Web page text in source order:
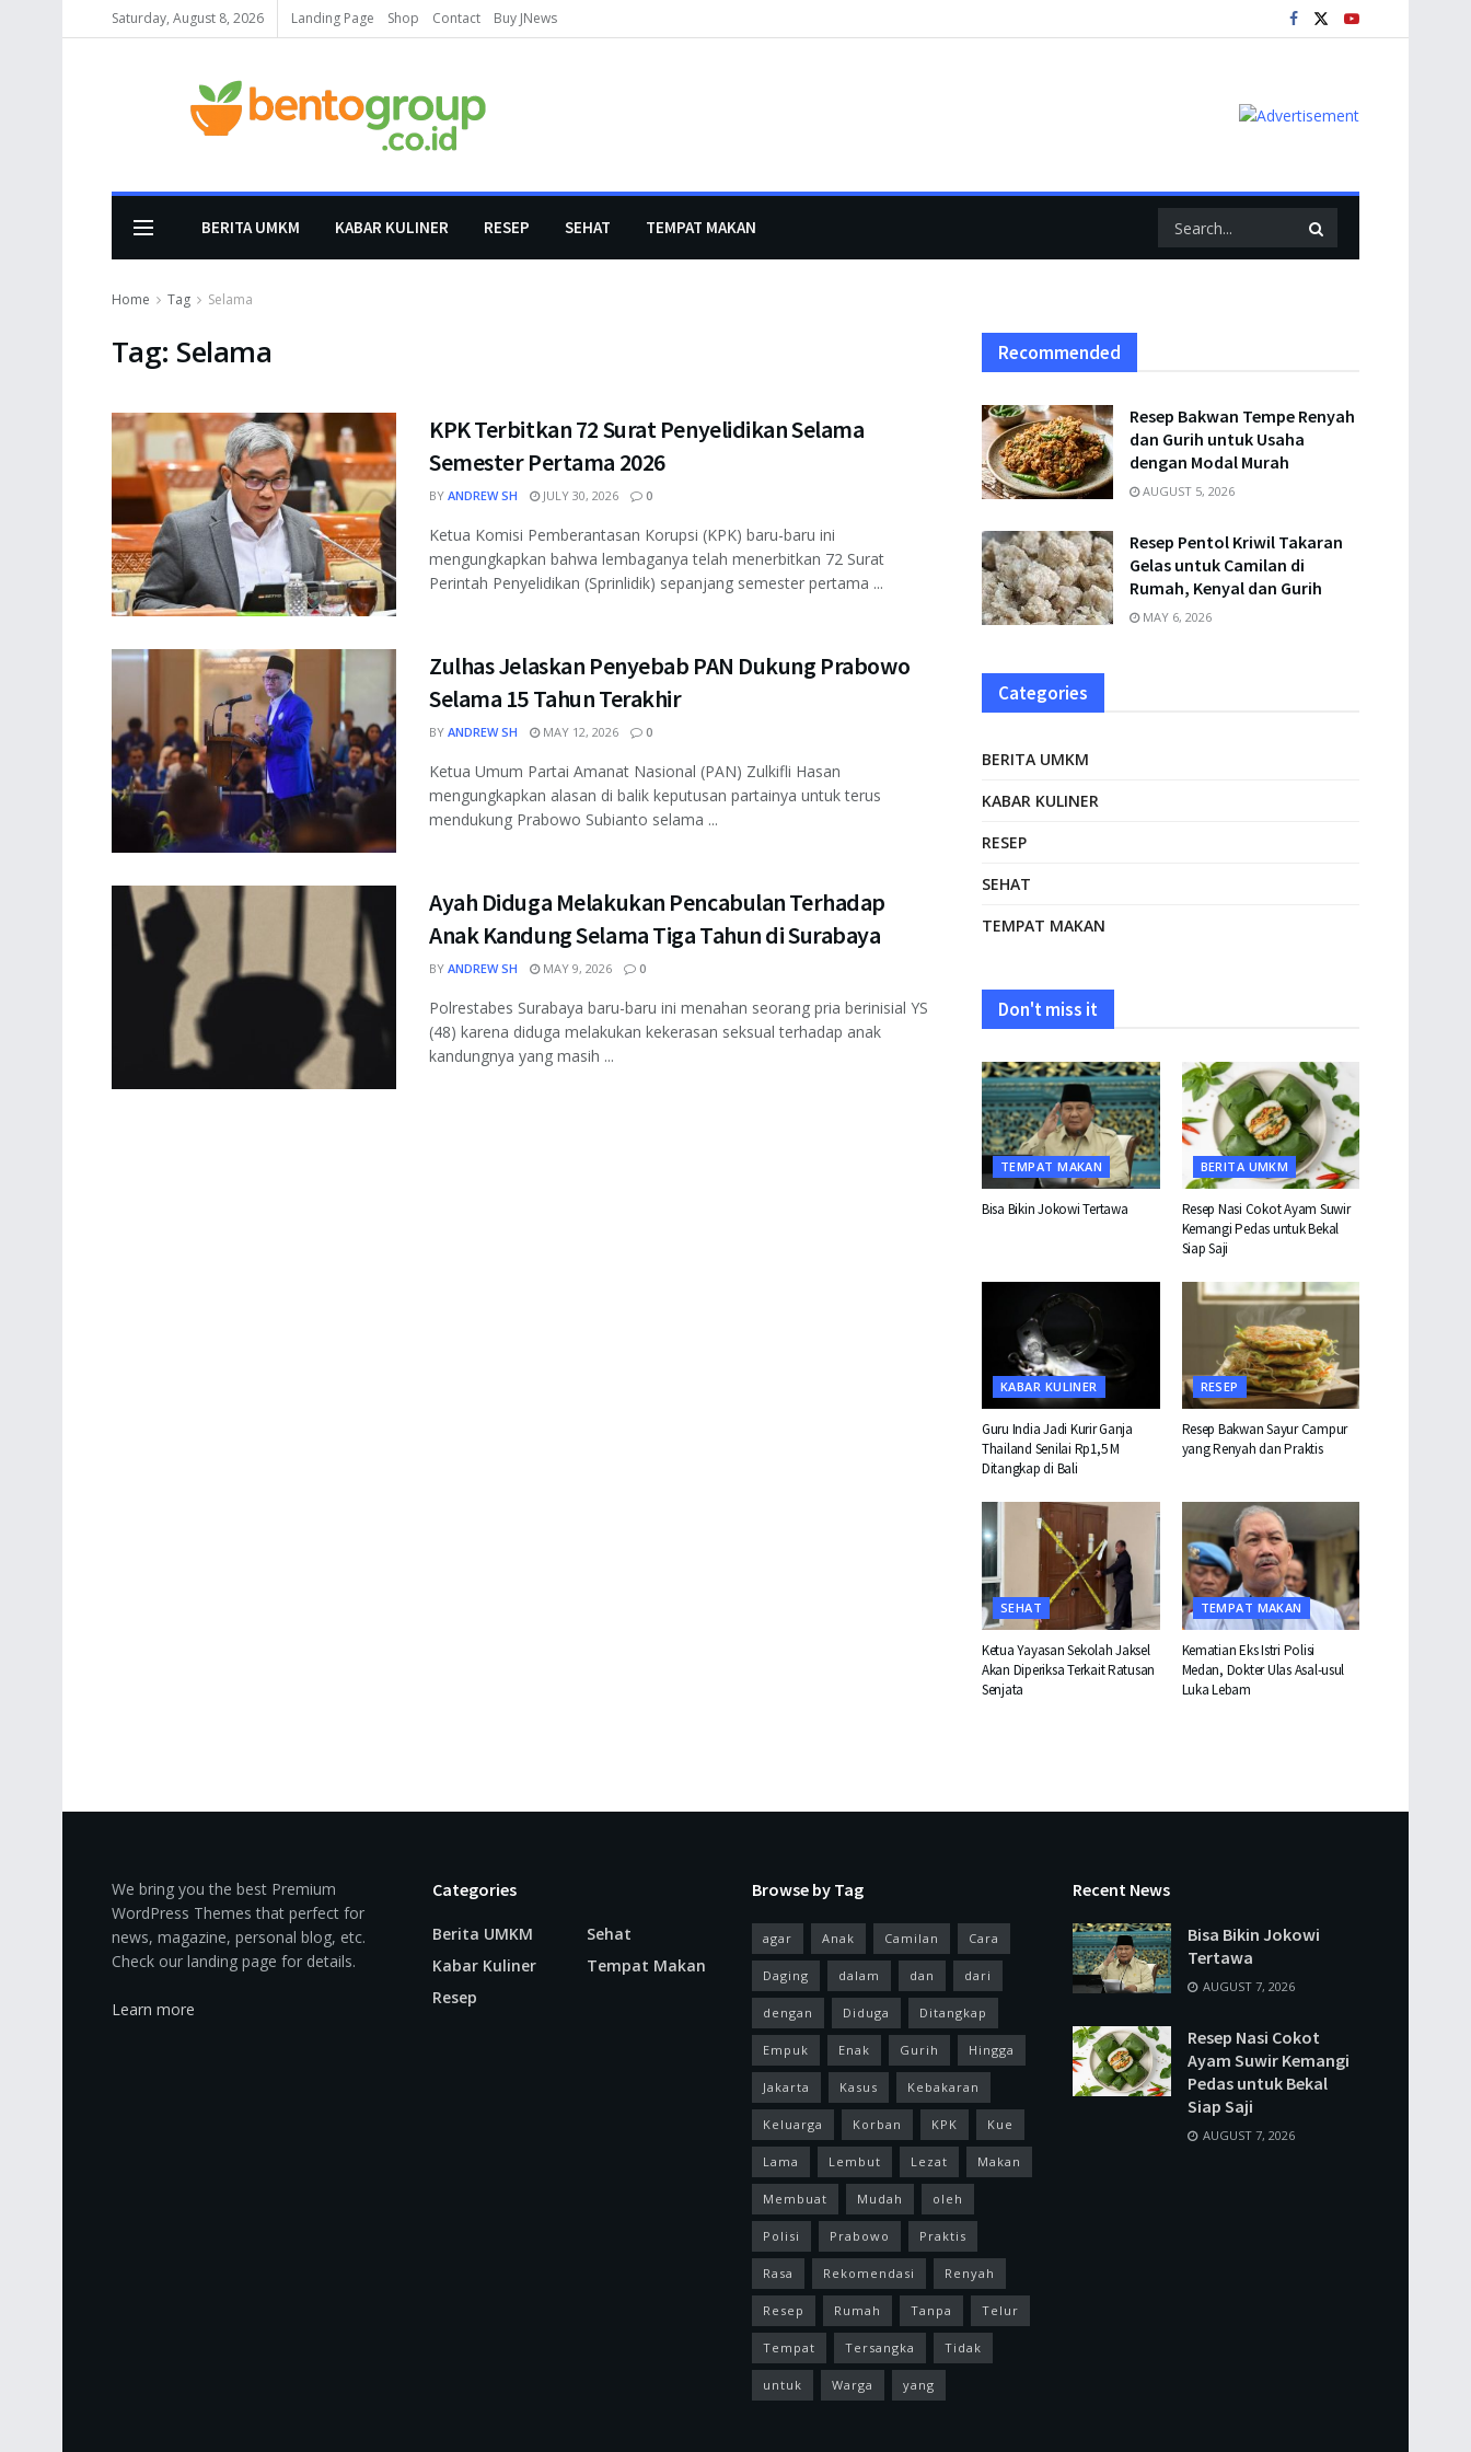
Saturday, August 8, 2026 Landing Page Shop Contact Buy JNews
BERITA UMKM KABAR KULINER RESEP SEHAT TEMPAT MAKAN
Home Tag Selama
Tag: Selama
KPK Terbitkan 72 Surat Penyelidikan Selama
Semester Pertama 2026
BY ANDREW SH JULY 30, 2026 0
Ketua Komisi Pemberantasan Korupsi (KPK) baru-baru ini
mengungkapkan bahwa lembaganya telah menerbitkan 72 Surat
Perintah Penyelidikan (Sprinlidik) sepanjang semester pertama ...
Zulhas Jelaskan Penyebab PAN Dukung Prabowo
Selama 15 Tahun Terakhir
BY ANDREW SH MAY 12, 2026 0
Ketua Umum Partai Amanat Nasional (PAN) Zulkifli Hasan
mengungkapkan alasan di balik keputusan partainya untuk terus
mendukung Prabowo Subianto selama ...
Ayah Diduga Melakukan Pencabulan Terhadap
Anak Kandung Selama Tiga Tahun di Surabaya
BY ANDREW SH MAY 9, 2026 0
Polrestabes Surabaya baru-baru ini menahan seorang pria berinisial YS
(48) karena diduga melakukan kekerasan seksual terhadap anak
kandungnya yang masih ...
Recommended
Resep Bakwan Tempe Renyah
dan Gurih untuk Usaha
dengan Modal Murah
AUGUST 5, 2026
Resep Pentol Kriwil Takaran
Gelas untuk Camilan di
Rumah, Kenyal dan Gurih
MAY 6, 2026
Categories
BERITA UMKM
KABAR KULINER
RESEP
SEHAT
TEMPAT MAKAN
Don't miss it
TEMPAT MAKAN
Bisa Bikin Jokowi Tertawa
BERITA UMKM
Resep Nasi Cokot Ayam Suwir
Kemangi Pedas untuk Bekal
Siap Saji
KABAR KULINER
Guru India Jadi Kurir Ganja
Thailand Senilai Rp1,5 M
Ditangkap di Bali
RESEP
Resep Bakwan Sayur Campur
yang Renyah dan Praktis
SEHAT
Ketua Yayasan Sekolah Jaksel
Akan Diperiksa Terkait Ratusan
Senjata
TEMPAT MAKAN
Kematian Eks Istri Polisi
Medan, Dokter Ulas Asal-usul
Luka Lebam
We bring you the best Premium
WordPress Themes that perfect for
news, magazine, personal blog, etc.
Check our landing page for details.
Learn more
Categories
Berita UMKM
Kabar Kuliner
Resep
Sehat
Tempat Makan
Browse by Tag
agar Anak Camilan Cara
Daging dalam dan dari
dengan Diduga Ditangkap
Empuk Enak Gurih Hingga
Jakarta Kasus Kebakaran
Keluarga Korban KPK Kue
Lama Lembut Lezat Makan
Membuat Mudah oleh
Polisi Prabowo Praktis
Rasa Rekomendasi Renyah
Resep Rumah Tanpa Telur
Tempat Tersangka Tidak
untuk Warga yang
Recent News
Bisa Bikin Jokowi
Tertawa
AUGUST 7, 2026
Resep Nasi Cokot
Ayam Suwir Kemangi
Pedas untuk Bekal
Siap Saji
AUGUST 7, 2026